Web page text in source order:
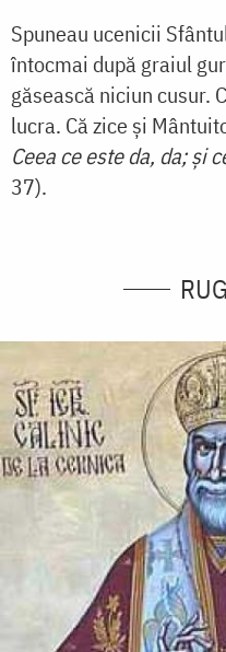
Spuneau ucenicii
întocmai după graiul
găsească niciun cusur.
lucra. Că zice și
Ceea ce este da, da; și
37).